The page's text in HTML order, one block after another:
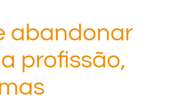
abandonar
profissão,